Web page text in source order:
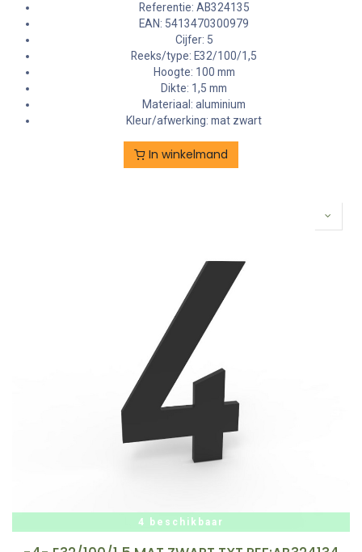
Referentie: AB324135
EAN: 5413470300979
Cijfer: 5
Reeks/type: E32/100/1,5
Hoogte: 100 mm
Dikte: 1,5 mm
Materiaal: aluminium
Kleur/afwerking: mat zwart
In winkelmand
4 beschikbaar